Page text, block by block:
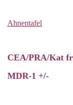
Ahnentafel
CEA/PRA/Kat
MDR-1 +/-